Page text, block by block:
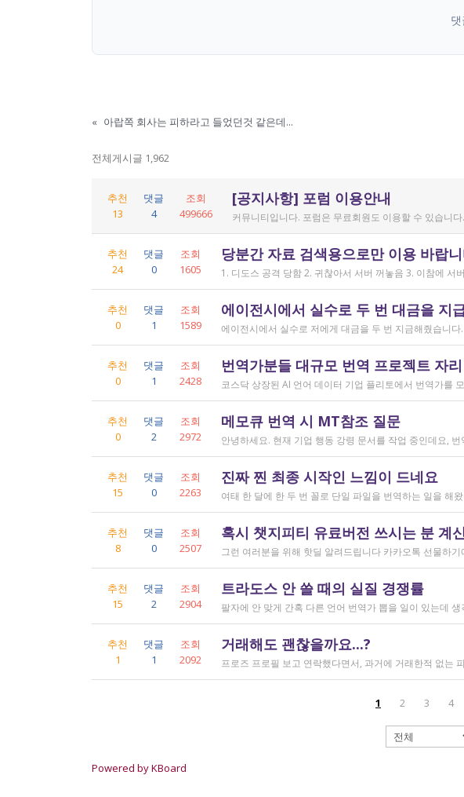
« 아랍쪽 회사는 피하라고 들었던것 같은데...
전체게시글 1,962
추천
13
댓글
4
조회
499666
[공지사항] 포럼 이용안내
커뮤니티입니다. 포럼은 무료회원도 이용할 수 있습니
추천
24
댓글
0
조회
1605
당분간 자료 검색용으로만 이용 바랍
추천
0
댓글
1
조회
1589
에이전시에서 실수로 두 번 대금을 지
추천
0
댓글
1
조회
2428
번역가분들 대규모 번역 프로젝트 자
추천
0
댓글
2
조회
2972
메모큐 번역 시 MT참조 질문
추천
15
댓글
0
조회
2263
진짜 찐 최종 시작인 느낌이 드네요
추천
8
댓글
0
조회
2507
혹시 챗지피티 유료버전 쓰시는 분 계
추천
15
댓글
2
조회
2904
트라도스 안 쓸 때의 실질 경쟁률
추천
1
댓글
1
조회
2092
거래해도 괜찮을까요...?
1 2 3 4
Powered by KBoard